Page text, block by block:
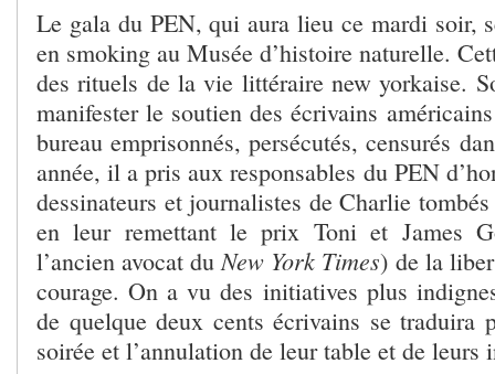
Le gala du PEN, qui aura lieu ce mardi soir,
en smoking au Musée d’histoire naturelle.
des rituels de la vie littéraire new yorkaise.
manifester le soutien des écrivains
bureau emprisonnés, persécutés, censurés
année, il a pris aux responsables du PEN
dessinateurs et journalistes de Charlie
en leur remettant le prix Toni et James
l’ancien avocat duNew York Times) de la
courage. On a vu des initiatives plus
de quelque deux cents écrivains se traduira
soirée et l’annulation de leur table et de leurs